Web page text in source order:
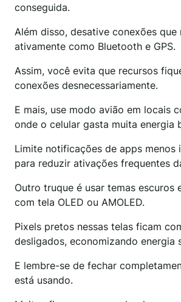
conseguida.
Além disso, desative conexões que
ativamente como Bluetooth e GPS.
Assim, você evita que recursos
conexões desnecessariamente.
E mais, use modo avião em locais
onde o celular gasta muita energia
Limite notificações de apps menos
para reduzir ativações frequentes
Outro truque é usar temas escuros
com tela OLED ou AMOLED.
Pixels pretos nessas telas ficam
desligados, economizando energia
E lembre-se de fechar
está usando.